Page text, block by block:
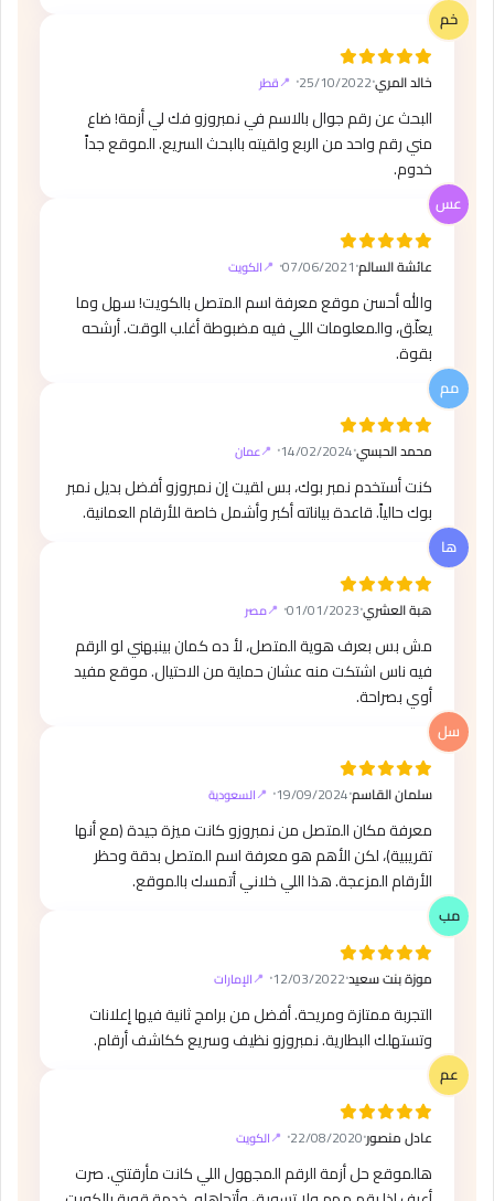
خالد المري⸱
25/10/2022
⸱ قطر
البحث عن رقم جوال بالاسم في نمبروزو فك لي أزمة! ضاع
مني رقم واحد من الربع ولقيته بالبحث السريع. الموقع جداً
خدوم.
عائشة السالم⸱
07/06/2021
⸱ الكويت
والله أحسن موقع معرفة اسم المتصل بالكويت! سهل وما
يعلّق، والمعلومات اللي فيه مضبوطة أغلب الوقت. أرشحه
بقوة.
محمد الحبسي⸱
14/02/2024
⸱ عمان
كنت أستخدم نمبر بوك، بس لقيت إن نمبروزو أفضل بديل نمبر
بوك حالياً. قاعدة بياناته أكبر وأشمل خاصة للأرقام العمانية.
هبة العشري⸱
01/01/2023
⸱ مصر
مش بس بعرف هوية المتصل، لأ ده كمان بينبهني لو الرقم
فيه ناس اشتكت منه عشان حماية من الاحتيال. موقع مفيد
أوي بصراحة.
سلمان القاسم⸱
19/09/2024
⸱ السعودية
معرفة مكان المتصل من نمبروزو كانت ميزة جيدة (مع أنها
تقريبية)، لكن الأهم هو معرفة اسم المتصل بدقة وحظر
الأرقام المزعجة. هذا اللي خلاني أتمسك بالموقع.
موزة بنت سعيد⸱
12/03/2022
⸱ الإمارات
التجربة ممتازة ومريحة. أفضل من برامج ثانية فيها إعلانات
وتستهلك البطارية. نمبروزو نظيف وسريع ككاشف أرقام.
عادل منصور⸱
22/08/2020
⸱ الكويت
هالموقع حل أزمة الرقم المجهول اللي كانت مأرقتني. صرت